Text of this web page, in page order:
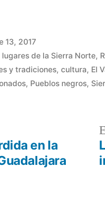
13, 2017
lugares de la Sierra Norte,
y tradiciones,cultura, El
, Pueblos negros,
en la